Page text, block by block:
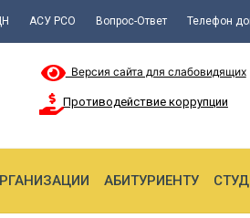
АСУ РСО Вопрос-Ответ Телефон
Версия сайта для слабовидящих
Противодействие коррупции
АБИТУРИЕНТУ